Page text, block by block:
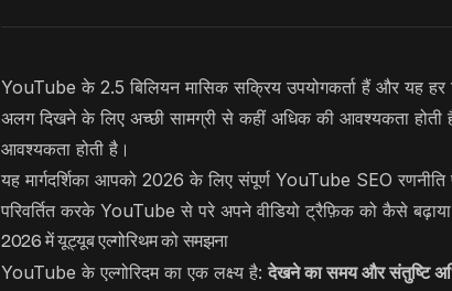
YouTube के 2.5 बिलियन मासिक सक्रिय उपयोगकर्ता हैं और यह
अलग दिखने के लिए अच्छी सामग्री से कहीं अधिक की आवश्यकता
आवश्यकता होती है।
यह मार्गदर्शिका आपको 2026 के लिए संपूर्ण YouTube SEO रणनीति
परिवर्तित करके YouTube से परे अपने वीडियो ट्रैफ़िक को कैसे
2026 में यूट्यूब एल्गोरिथम को समझना
YouTube के एल्गोरिदम का एक लक्ष्य है:देखने का समय और संतुष्टि